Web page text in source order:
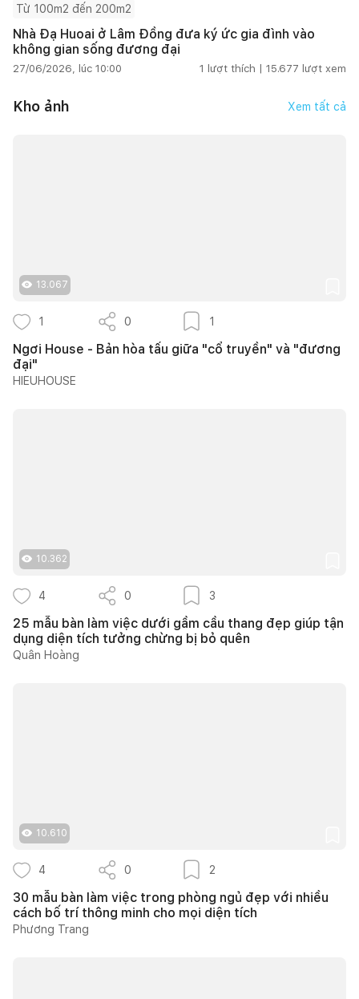
Từ 100m2 đến 200m2
Nhà Đạ Huoai ở Lâm Đồng đưa ký ức gia đình vào
không gian sống đương đại
27/06/2026, lúc 10:00 1 lượt thích | 15.677 lượt xem
Kho ảnh Xem tất cả
13.067
1 0 1
Ngơi House - Bản hòa tấu giữa "cổ truyền" và "đương
đại"
HIEUHOUSE
10.362
4 0 3
25 mẫu bàn làm việc dưới gầm cầu thang đẹp giúp tận
dụng diện tích tưởng chừng bị bỏ quên
Quân Hoàng
10.610
4 0 2
30 mẫu bàn làm việc trong phòng ngủ đẹp với nhiều
cách bố trí thông minh cho mọi diện tích
Phương Trang